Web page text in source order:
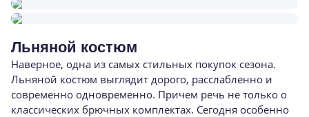
Льняной костюм
Наверное, одна из самых стильных покупок сезона.
Льняной костюм выглядит дорого, расслабленно и
современно одновременно. Причем речь не только о
классических брючных комплектах. Сегодня особенно